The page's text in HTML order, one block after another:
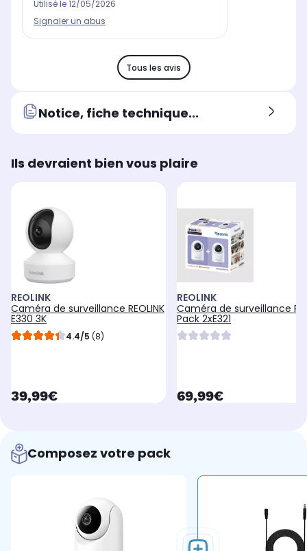
Utilisé le12/05/2026
Signaler un abus
Tous les avis
Notice, fiche technique...
Ils devraient bien vous plaire
REOLINK
Caméra de surveillance REOLINK
E330 3K
4.4/5 (8)
currentPrice
39,99€
REOLINK
Caméra de surveillance
Pack 2xE321
currentPrice
69,99€
Composez votre pack